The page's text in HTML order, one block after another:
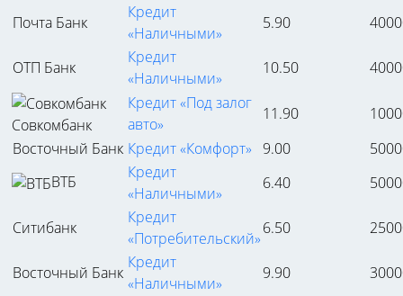
Почта Банк
Кредит
«Наличными»
5.90
ОТП Банк
Кредит
«Наличными»
10.50
Совкомбанк
Кредит «Под залог
авто»
11.90
Восточный Банк Кредит «Комфорт» 9.00
ВТБ
Кредит
«Наличными»
6.40
Ситибанк
Кредит
«Потребительский»
6.50
Восточный Банк
Кредит
«Наличными»
9.90